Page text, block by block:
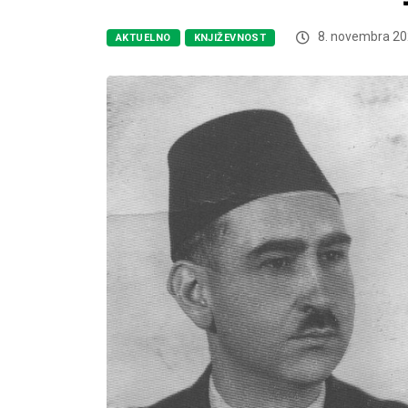
AKTUELNO KNJIŽEVNOST 8. novembra